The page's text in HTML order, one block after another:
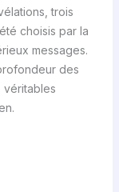
trois
choisis par la
messages.
des
véritables